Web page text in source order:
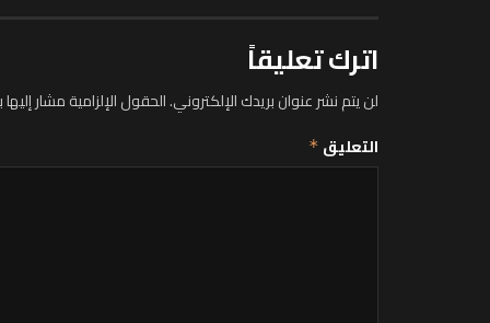
اترك تعليقاً
لن يتم نشر عنوان بريدك الإلكتروني.الحقول الإلزامية مشار إليها
التعليق *